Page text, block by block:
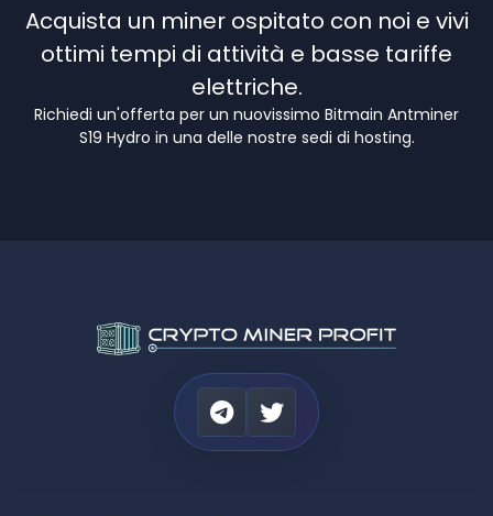
Acquista un miner ospitato con noi e vivi
ottimi tempi di attività e basse tariffe
elettriche.
Richiedi un'offerta per un nuovissimo Bitmain Antminer
S19 Hydro in una delle nostre sedi di hosting.